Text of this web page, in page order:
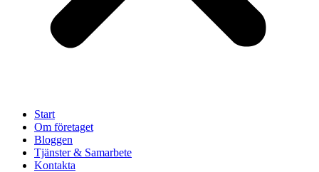
Start
Om företaget
Bloggen
Tjänster & Samarbete
Kontakta